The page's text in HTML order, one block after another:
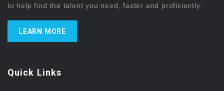
to help find the talent you need, faster and proficiently.
LEARN MORE
Quick Links